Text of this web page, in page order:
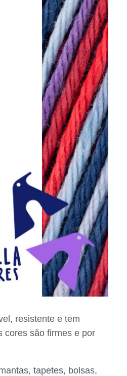
resistente e tem
cores são firmes e por
tapetes, bolsas,